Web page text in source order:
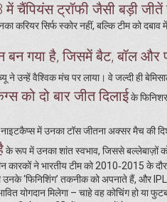
चैंपियंस ट्रॉफी जैसी बड़ी जीतें
सिर्फ स्कोर नहीं, बल्कि टीम को दबाव
बन गया है, जिसमें बैट, बॉल
उन्हें वैश्विक मंच पर लाया। वे जल्दी ही
को दो बार जीत दिलाईके
में उनका टॉस जीतना अक्सर मैच की
के रूप में उनका शांत स्वभाव, जिससे बल्लेबाज़ों को
ने भारतीय टीम को 2010‑2015 के
‘फिनिशिंग’ तकनीक को अपनाते हैं, और IPL
योगदान मिलेगा – चाहे वह कोचिंग हो या